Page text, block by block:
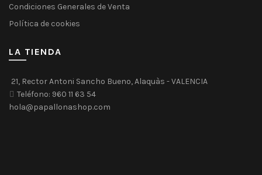
Condiciones Generales de Venta
Política de cookies
LA TIENDA
21, Rector Antoni Sancho Bueno, Alaquàs - VALENCIA
Teléfono: 960 11 63 54
hola@papallonashop.com